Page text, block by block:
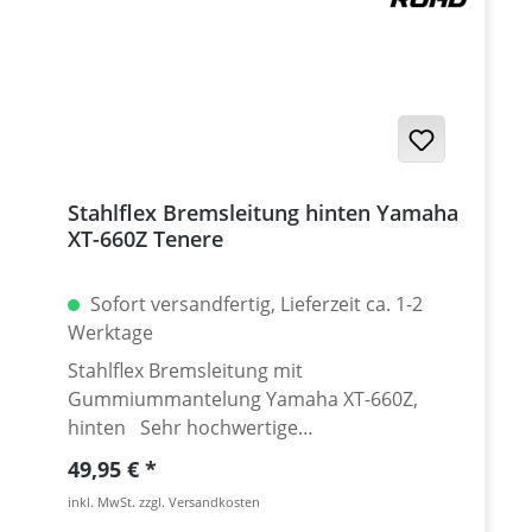
Stahlflex Bremsleitung hinten Yamaha
XT-660Z Tenere
Sofort versandfertig, Lieferzeit ca. 1-2
Werktage
Stahlflex Bremsleitung mit
Gummiummantelung Yamaha XT-660Z,
hinten Sehr hochwertige
Stahlflexbremsleitung für die
Hinterradbremse der Yamaha XT-660Z
Tenere. Exakter Druckpunkt, "ewig" haltbar
Regulärer Preis:
49,95 €
inkl. MwSt. zzgl. Versandkosten